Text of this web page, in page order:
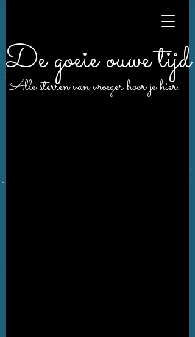
De goeie ouwe tijd
Alle sterren van vroeger hoor je hier!